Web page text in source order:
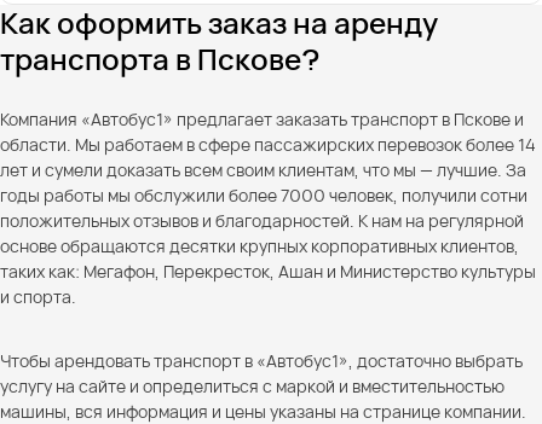
Как оформить заказ на аренду
транспорта в Пскове?
Компания «Автобус1» предлагает заказать транспорт в Пскове и
области. Мы работаем в сфере пассажирских перевозок более 14
лет и сумели доказать всем своим клиентам, что мы — лучшие. За
годы работы мы обслужили более 7000 человек, получили сотни
положительных отзывов и благодарностей. К нам на регулярной
основе обращаются десятки крупных корпоративных клиентов,
таких как: Мегафон, Перекресток, Ашан и Министерство культуры
и спорта.
Чтобы арендовать транспорт в «Автобус1», достаточно выбрать
услугу на сайте и определиться с маркой и вместительностью
машины, вся информация и цены указаны на странице компании.